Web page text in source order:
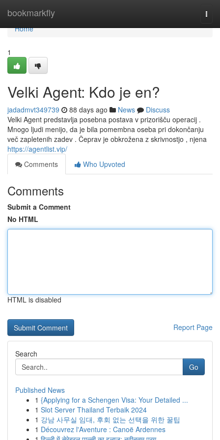
bookmarkfly
Home
Home
1
Velki Agent: Kdo je en?
jadadmvt349739 88 days ago News
Discuss
Velki Agent predstavlja posebna postava v prizorišču operacij .
Mnogo ljudi menijo, da je bila pomembna oseba pri dokončanju
več zapletenih zadev . Čeprav je obkrožena z skrivnostjo , njena
https://agentlist.vip/
Comments
Who Upvoted
Comments
Submit a Comment
No HTML
HTML is disabled
Report Page
Search
Go
Published News
1 {Applying for a Schengen Visa: Your Detailed ...
1 Slot Server Thailand Terbaik 2024
1 강남 사무실 임대, 후회 없는 선택을 위한 꿀팁
1 Découvrez l'Aventure : Canoë Ardennes